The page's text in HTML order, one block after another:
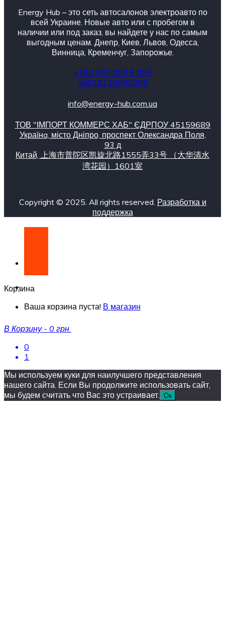
Energy Hub – это сеть автосалонов электроавто по
всей Украине. Новые авто или с пробегом в
наличии или под заказ, вы найдете у нас по самым
выгодным ценам. Днепр, Киев, Львов, Одесса,
Винница, Кременчуг, Запорожье.
+380 (67) 005 9 005
+8618116092008
info@energy-hub.com.ua
ТОВ "ІМПОРТ КОММЕРС ХАБ" ЄДРПОУ 45159689
Українa, місто Дніпро, проспект Олександра Поля,
93 д
Китай, 上海市普陀区凯旋北路1555弄33号 （大华清水
湾花园）1601室
Copyright © 2025. All rights reserved. Разработка и
поддержка
Корзина
Ваша корзина пуста! В магазин
В Корзину - 0 грн
0
1
Мы используем куки для наилучшего представления
нашего сайта. Если Вы продолжите использовать сайт,
мы будем считать что Вас это устраивает. Ок